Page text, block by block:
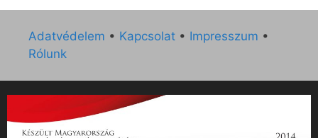
Adatvédelem • Kapcsolat • Impresszum •
Rólunk